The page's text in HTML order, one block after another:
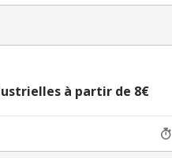
à partir de 8€